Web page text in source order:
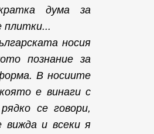
дума за
плитки...
носия
познание за
В носиите
е винаги с
се говори,
и всеки я